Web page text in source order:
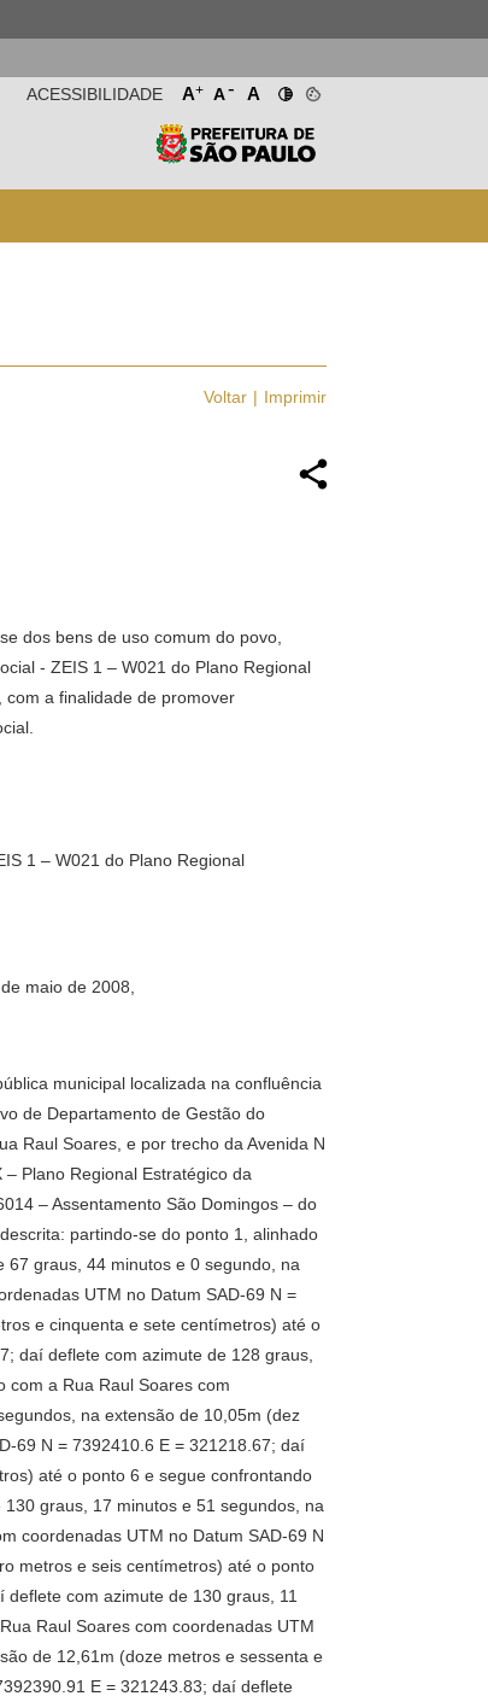
A+ A- A
ACESSIBILIDADE
Voltar Imprimir
dos bens de uso comum do povo,
- ZEIS 1 – W021 do Plano Regional
a finalidade de promover
1 – W021 do Plano Regional
de maio de 2008,
municipal localizada na confluência
de Departamento de Gestão do
Raul Soares, e por trecho da Avenida N
Plano Regional Estratégico da
– Assentamento São Domingos – do
partindo-se do ponto 1, alinhado
67 graus, 44 minutos e 0 segundo, na
UTM no Datum SAD-69 N =
e cinquenta e sete centímetros) até o
daí deflete com azimute de 128 graus,
com a Rua Raul Soares com
na extensão de 10,05m (dez
69 N = 7392410.6 E = 321218.67; daí
até o ponto 6 e segue confrontando
graus, 17 minutos e 51 segundos, na
coordenadas UTM no Datum SAD-69 N
metros e seis centímetros) até o ponto
com azimute de 130 graus, 11
Raul Soares com coordenadas UTM
de 12,61m (doze metros e sessenta e
E = 321243.83; daí deflete